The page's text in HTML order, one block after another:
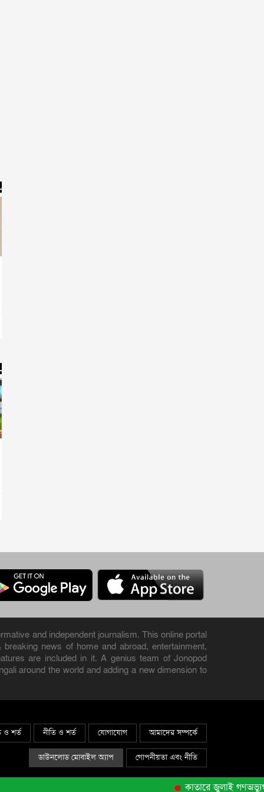
and independent journalism. This online portal
news of home and abroad, entertainment,
are included in it. A genius team of Jonopod
around the world and adding a new dimension to
আমাদের সম্পর্কে
যোগাযোগ
নীতি ও শর্ত
ও শর্ত
গোপনীয়তা এবং নীতি
ডাউনলোড মোবাইল অ্যাপ
কাতারে জুলাই